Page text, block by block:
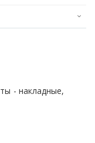
- накладные,